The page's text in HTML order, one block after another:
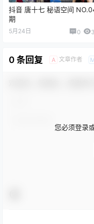
抖音 唐十七 秘语空间
期
5月24日 0
0 条回复 A 文章作者
您必须登录